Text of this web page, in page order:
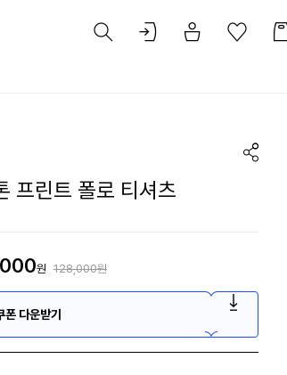
프린트 폴로 티셔츠
원 128,000원
다운받기